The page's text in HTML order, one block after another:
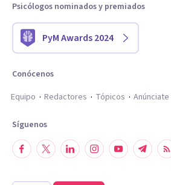
Psicólogos nominados y premiados
PyM Awards 2024
Conócenos
Equipo
Redactores Tópicos Anúnciate
Síguenos